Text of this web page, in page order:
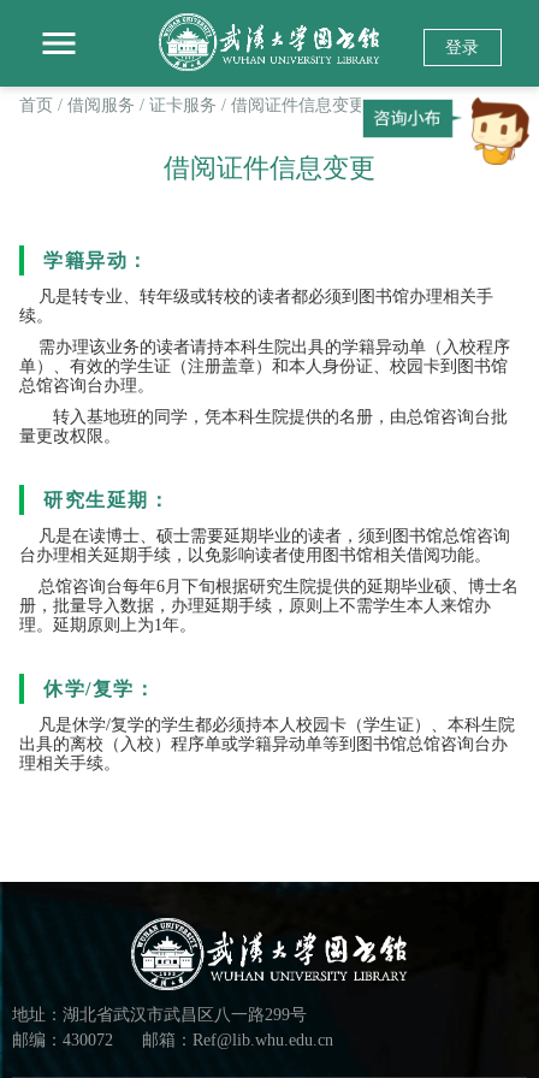
登录
首页/ 借阅服务 / 证卡服务 / 借阅证件信息变更
借阅证件信息变更
学籍异动：
凡是转专业、转年级或转校的读者都必须到图书馆办理相关手
续。
需办理该业务的读者请持本科生院出具的学籍异动单（入校程序
单）、有效的学生证（注册盖章）和本人身份证、校园卡到图书馆
总馆咨询台办理。
转入基地班的同学，凭本科生院提供的名册，由总馆咨询台批
量更改权限。
研究生延期：
凡是在读博士、硕士需要延期毕业的读者，须到图书馆总馆咨询
台办理相关延期手续，以免影响读者使用图书馆相关借阅功能。
总馆咨询台每年6月下旬根据研究生院提供的延期毕业硕、博士名
册，批量导入数据，办理延期手续，原则上不需学生本人来馆办
理。延期原则上为1年。
休学/复学：
凡是休学/复学的学生都必须持本人校园卡（学生证）、本科生院
出具的离校（入校）程序单或学籍异动单等到图书馆总馆咨询台办
理相关手续。
地址：湖北省武汉市武昌区八一路299号
邮编：430072
邮箱：Ref@lib.whu.edu.cn